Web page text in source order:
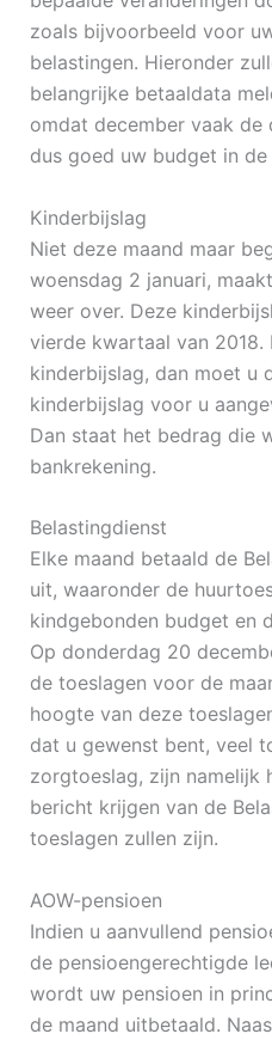
zoals bijvoorbeeld voor
belastingen. Hieronder
belangrijke betaaldata
omdat december vaak de
dus goed uw budget in
Kinderbijslag
Niet deze maand maar
woensdag 2 januari,
weer over. Deze
vierde kwartaal van
kinderbijslag, dan moet u
kinderbijslag voor u
Dan staat het bedrag die
bankrekening.
Belastingdienst
Elke maand betaald de
uit, waaronder de
kindgebonden budget en
Op donderdag 20
de toeslagen voor de
hoogte van deze
dat u gewenst bent, veel
zorgtoeslag, zijn namelijk
bericht krijgen van de
toeslagen zullen zijn.
AOW-pensioen
Indien u aanvullend
de pensioengerechtigde
wordt uw pensioen in
de maand uitbetaald.